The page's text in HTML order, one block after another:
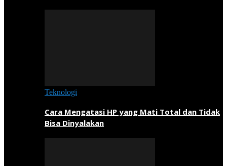
Teknologi
Cara Mengatasi HP yang Mati Total dan Tidak
Bisa Dinyalakan